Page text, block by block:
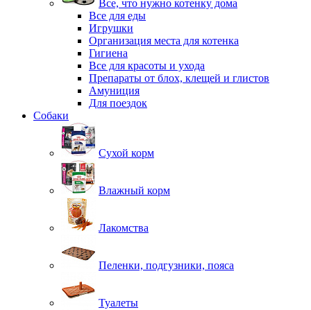
Все, что нужно котенку дома
Все для еды
Игрушки
Организация места для котенка
Гигиена
Все для красоты и ухода
Препараты от блох, клещей и глистов
Амуниция
Для поездок
Собаки
Сухой корм
Влажный корм
Лакомства
Пеленки, подгузники, пояса
Туалеты